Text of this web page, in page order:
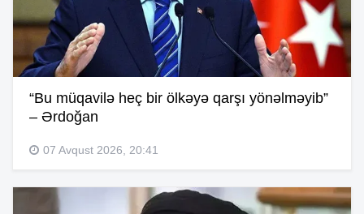
“Bu müqavilə heç bir ölkəyə qarşı yönəlməyib”
– Ərdoğan
07 Avqust 2026, 20:41